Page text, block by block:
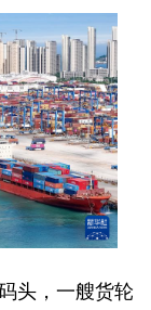
عربى
한국어
头，一艘货轮